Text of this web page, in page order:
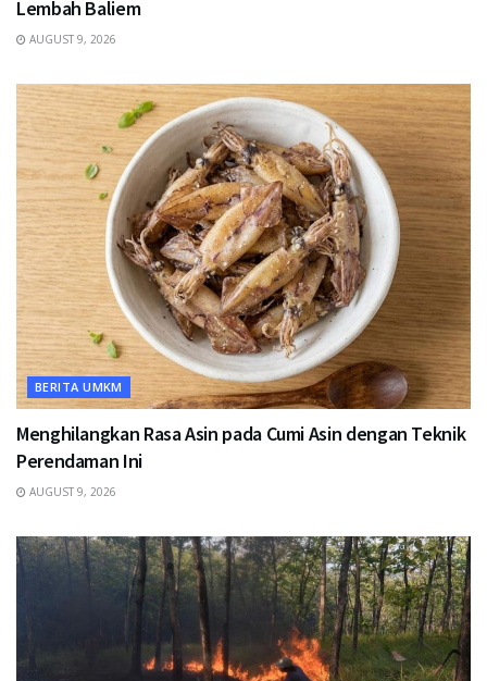
Lembah Baliem
AUGUST 9, 2026
BERITA UMKM
Menghilangkan Rasa Asin pada Cumi Asin dengan Teknik
Perendaman Ini
AUGUST 9, 2026